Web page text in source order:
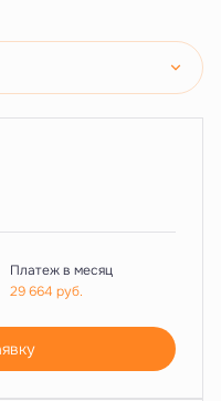
Платеж в месяц
29 664 руб.